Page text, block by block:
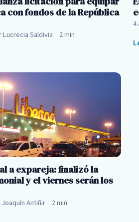
con fondos de la República
Lucrecia Saldivia 2 min
4
a expareja: finalizó la
y el viernes serán los
Antiñir 2 min